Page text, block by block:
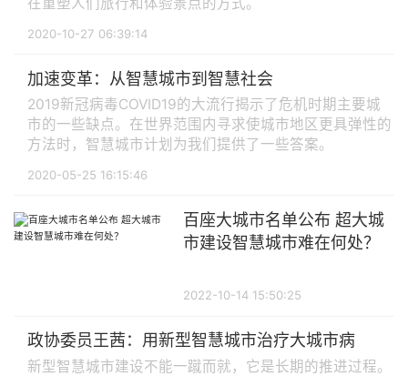
在重塑人们旅行和体验景点的方式。
2020-10-27 06:39:14
加速变革：从智慧城市到智慧社会
2019新冠病毒COVID19的大流行揭示了危机时期主要城
市的一些缺点。在世界范围内寻求使城市地区更具弹性的
方法时，智慧城市计划为我们提供了一些答案。
2020-05-25 16:15:46
百座大城市名单公布 超大城
市建设智慧城市难在何处？
2022-10-14 15:50:25
政协委员王茜：用新型智慧城市治疗大城市病
新型智慧城市建设不能一蹴而就，它是长期的推进过程。